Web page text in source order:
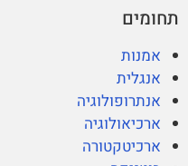
תחומים
אמנות
אנגלית
אנתרופולוגיה
ארכיאולוגיה
ארכיטקטורה